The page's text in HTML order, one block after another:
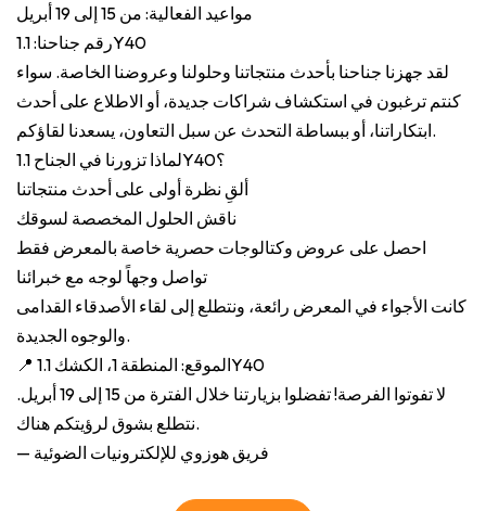
مواعيد الفعالية: من 15 إلى 19 أبريل
رقم جناحنا: 1.1Y40
لقد جهزنا جناحنا بأحدث منتجاتنا وحلولنا وعروضنا الخاصة. سواء
كنتم ترغبون في استكشاف شراكات جديدة، أو الاطلاع على أحدث
ابتكاراتنا، أو ببساطة التحدث عن سبل التعاون، يسعدنا لقاؤكم.
لماذا تزورنا في الجناح 1.1Y40؟
ألقِ نظرة أولى على أحدث منتجاتنا
ناقش الحلول المخصصة لسوقك
احصل على عروض وكتالوجات حصرية خاصة بالمعرض فقط
تواصل وجهاً لوجه مع خبرائنا
كانت الأجواء في المعرض رائعة، ونتطلع إلى لقاء الأصدقاء القدامى
والوجوه الجديدة.
📍 الموقع: المنطقة 1، الكشك 1.1Y40
لا تفوتوا الفرصة! تفضلوا بزيارتنا خلال الفترة من 15 إلى 19 أبريل.
نتطلع بشوق لرؤيتكم هناك.
— فريق هوزوي للإلكترونيات الضوئية